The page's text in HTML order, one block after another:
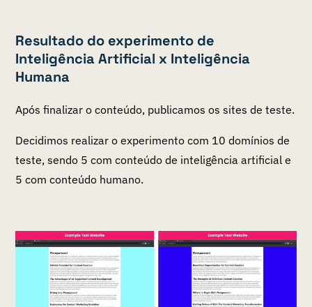
Resultado do experimento de
Inteligência Artificial x Inteligência
Humana
Após finalizar o conteúdo, publicamos os sites de teste.
Decidimos realizar o experimento com 10 domínios de
teste, sendo 5 com conteúdo de inteligência artificial e
5 com conteúdo humano.